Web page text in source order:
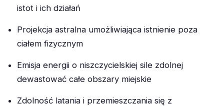
istot i ich działań
Projekcja astralna umożliwiająca istnienie poza
ciałem fizycznym
Emisja energii o niszczycielskiej sile zdolnej
dewastować całe obszary miejskie
Zdolność latania i przemieszczania się z